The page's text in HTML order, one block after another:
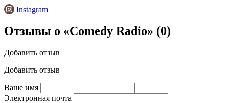
Instagram
Отзывы о «Comedy Radio» (0)
Добавить отзыв
Добавить отзыв
Ваше имя
Электронная почта